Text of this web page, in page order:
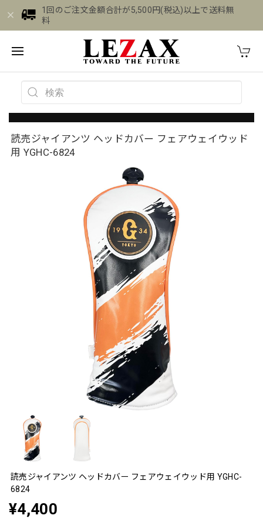
1回のご注文金額合計が5,500円(税込)以上で送料無
料
読売ジャイアンツ ヘッドカバー フェアウェイウッド
用 YGHC-6824
読売ジャイアンツ ヘッドカバー フェアウェイウッド用 YGHC-
6824
¥4,400